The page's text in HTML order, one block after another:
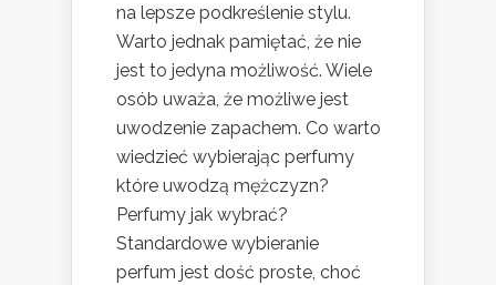
na lepsze podkreślenie stylu.
Warto jednak pamiętać, że nie
jest to jedyna możliwość. Wiele
osób uważa, że możliwe jest
uwodzenie zapachem. Co warto
wiedzieć wybierając perfumy
które uwodzą mężczyzn?
Perfumy jak wybrać?
Standardowe wybieranie
perfum jest dość proste, choć